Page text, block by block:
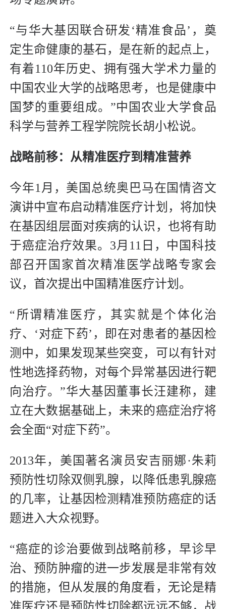
“与华大基因联合研发‘精准食品’，奠
定生命健康的基石，是在新的起点上，
有着110年历史、拥有强大学术力量的
中国农业大学的战略思考，也是健康中
国梦的重要组成。”中国农业大学食品
科学与营养工程学院院长胡小松说。
战略前移：从精准医疗到精准营养
今年1月，美国总统奥巴马在国情咨文
演讲中宣布启动精准医疗计划，将加快
在基因组层面对疾病的认识，也将有助
于癌症治疗效果。3月11日，中国科技
部召开国家首次精准医学战略专家会
议，首次提出中国精准医疗计划。
“所谓精准医疗，其实就是个体化治
疗、‘对症下药’，即在对患者的基因检
测中，如果发现某些突变，可以有针对
性地选择药物，对每个异常基因进行靶
向治疗。”华大基因董事长汪建称，建
立在大数据基础上，未来的癌症治疗将
会全面“对症下药”。
2013年，美国著名演员安吉丽娜·朱莉
预防性切除双侧乳腺，以降低患乳腺癌
的几率，让基因检测精准预防癌症的话
题进入大众视野。
“癌症的诊治要做到战略前移，早诊早
治、预防肿瘤的进一步发展是非常有效
的措施，但从发展的角度看，无论是精